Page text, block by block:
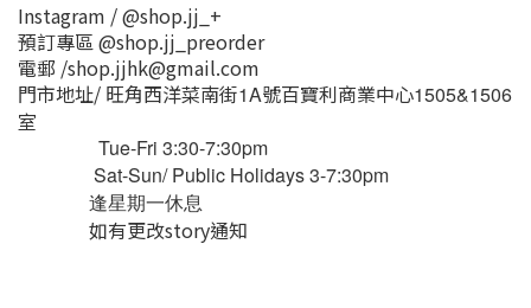
Instagram / @shop.jj_+
預訂專區 @shop.jj_preorder
電郵 /shop.jjhk@gmail.com
門市地址/ 旺角西洋菜南街1A號百寶利商業中心1505&1506
室
Tue-Fri 3:30-7:30pm
Sat-Sun/ Public Holidays 3-7:30pm
逢星期一休息
如有更改story通知